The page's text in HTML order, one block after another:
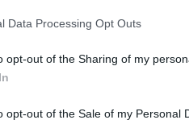
Data Processing Opt Outs
opt-out of the Sharing of my
opt-out of the Sale of my Personal
tervét. Sugallva ezzel
ugye, még sokakban él
nem ennyire